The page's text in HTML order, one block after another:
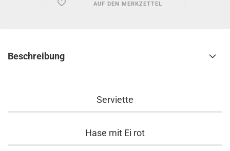
AUF DEN MERKZETTEL
Beschreibung
Serviette
Hase mit Ei rot